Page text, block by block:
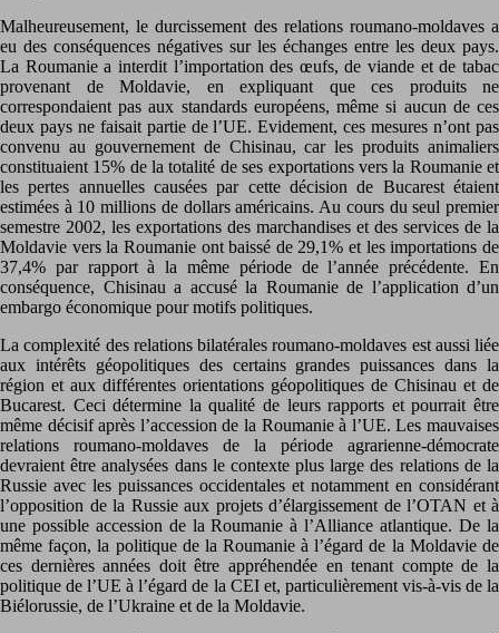
Malheureusement, le durcissement des relations roumano-moldaves a
eu des conséquences négatives sur les échanges entre les deux pays.
La Roumanie a interdit l’importation des œufs, de viande et de tabac
provenant de Moldavie, en expliquant que ces produits ne
correspondaient pas aux standards européens, même si aucun de ces
deux pays ne faisait partie de l’UE. Evidement, ces mesures n’ont pas
convenu au gouvernement de Chisinau, car les produits animaliers
constituaient 15% de la totalité de ses exportations vers la Roumanie et
les pertes annuelles causées par cette décision de Bucarest étaient
estimées à 10 millions de dollars américains. Au cours du seul premier
semestre 2002, les exportations des marchandises et des services de la
Moldavie vers la Roumanie ont baissé de 29,1% et les importations de
37,4% par rapport à la même période de l’année précédente. En
conséquence, Chisinau a accusé la Roumanie de l’application d’un
embargo économique pour motifs politiques.
La complexité des relations bilatérales roumano-moldaves est aussi liée
aux intérêts géopolitiques des certains grandes puissances dans la
région et aux différentes orientations géopolitiques de Chisinau et de
Bucarest. Ceci détermine la qualité de leurs rapports et pourrait être
même décisif après l’accession de la Roumanie à l’UE. Les mauvaises
relations roumano-moldaves de la période agrarienne-démocrate
devraient être analysées dans le contexte plus large des relations de la
Russie avec les puissances occidentales et notamment en considérant
l’opposition de la Russie aux projets d’élargissement de l’OTAN et à
une possible accession de la Roumanie à l’Alliance atlantique. De la
même façon, la politique de la Roumanie à l’égard de la Moldavie de
ces dernières années doit être appréhendée en tenant compte de la
politique de l’UE à l’égard de la CEI et, particulièrement vis-à-vis de la
Biélorussie, de l’Ukraine et de la Moldavie.